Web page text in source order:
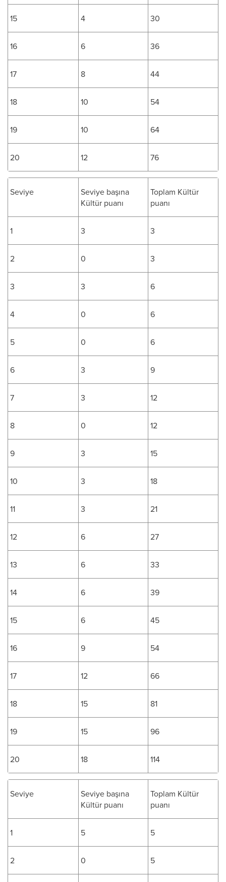
15 4 30
16 6 36
17 8 44
18 10 54
19 10 64
20 12 76
Seviye
Seviye başına
Kültür puanı
Toplam Kültür
puanı
1 3 3
2 0 3
3 3 6
4 0 6
5 0 6
6 3 9
7 3 12
8 0 12
9 3 15
10 3 18
11 3 21
12 6 27
13 6 33
14 6 39
15 6 45
16 9 54
17 12 66
18 15 81
19 15 96
20 18 114
Seviye
Seviye başına
Kültür puanı
Toplam Kültür
puanı
1 5 5
2 0 5